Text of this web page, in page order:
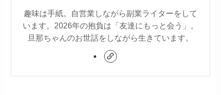
趣味は手紙。自営業しながら副業ライターをして
います。2026年の抱負は「友達にもっと会う」。
旦那ちゃんのお世話をしながら生きています。